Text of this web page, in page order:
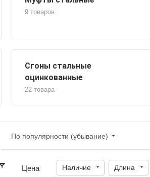
9 товаров
Сгоны стальные
оцинкованные
22 товара
По популярности (убывание)
Цена Наличие Длина